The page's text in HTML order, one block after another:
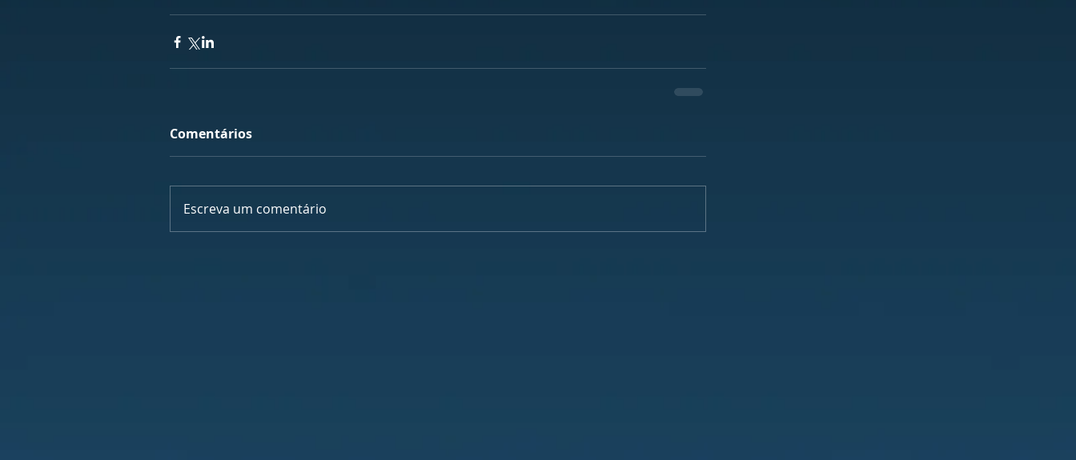
Comentários
Escreva um comentário